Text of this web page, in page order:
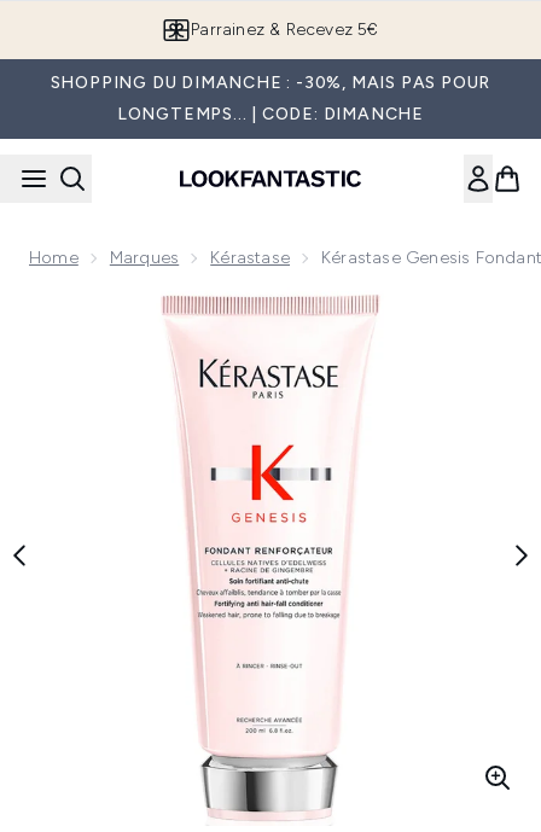
Parrainez & Recevez 5€
SHOPPING DU DIMANCHE : -30%, MAIS PAS POUR
LONGTEMPS... | CODE: DIMANCHE
Home Marques Kérastase Kérastase Genesis
Now showing image 1 Kérastase Genesis Fondant